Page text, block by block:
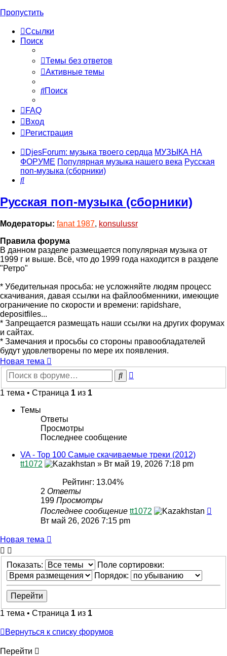
Пропустить
Ссылки
Поиск
Темы без ответов
Активные темы
Поиск
FAQ
Вход
Регистрация
DjesForum: музыка твоего сердца МУЗЫКА НА
ФОРУМЕ Популярная музыка нашего века Русская
поп-музыка (сборники)
Поиск
Русская поп-музыка (сборники)
Модераторы: fanat 1987, konsulussr
Правила форума
В данном разделе размещается популярная музыка от
1999 г и выше. Всё, что до 1999 года находится в разделе
"Ретро"
* Убедительная просьба: не усложняйте людям процесс
скачивания, давая ссылки на файлообменники, имеющие
ограничение по скорости и времени: rapidshare,
depositfiles...
* Запрещается размещать наши ссылки на других форумах
и сайтах.
* Замечания и просьбы со стороны правообладателей
будут удовлетворены по мере их появления.
Новая тема
Поиск
1 тема • Страница 1 из 1
Темы
Ответы
Просмотры
Последнее сообщение
VA - Top 100 Самые скачиваемые треки (2012)
tt1072
» Вт май 19, 2026 7:18 pm
Рейтинг: 13.04%
2 Ответы
199 Просмотры
Последнее сообщение tt1072
Вт май 26, 2026 7:15 pm
Новая тема
Показать:
Поле сортировки:
Порядок:
1 тема • Страница 1 из 1
Вернуться к списку форумов
Перейти